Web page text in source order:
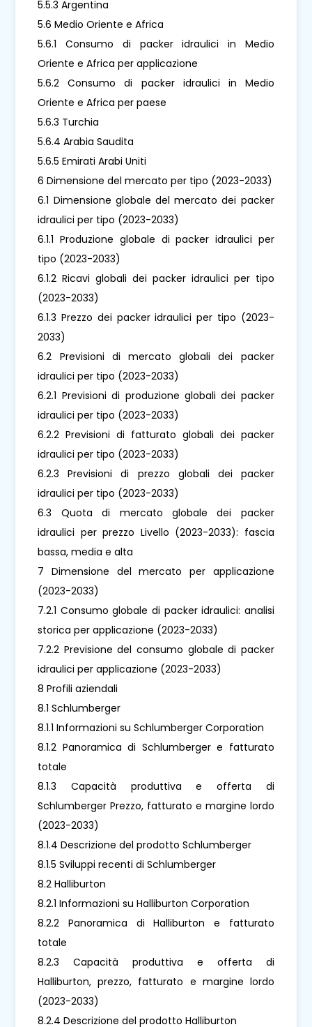
5.5.3 Argentina
5.6 Medio Oriente e Africa
5.6.1 Consumo di packer idraulici in Medio
Oriente e Africa per applicazione
5.6.2 Consumo di packer idraulici in Medio
Oriente e Africa per paese
5.6.3 Turchia
5.6.4 Arabia Saudita
5.6.5 Emirati Arabi Uniti
6 Dimensione del mercato per tipo (2023-2033)
6.1 Dimensione globale del mercato dei packer
idraulici per tipo (2023-2033)
6.1.1 Produzione globale di packer idraulici per
tipo (2023-2033)
6.1.2 Ricavi globali dei packer idraulici per tipo
(2023-2033)
6.1.3 Prezzo dei packer idraulici per tipo (2023-
2033)
6.2 Previsioni di mercato globali dei packer
idraulici per tipo (2023-2033)
6.2.1 Previsioni di produzione globali dei packer
idraulici per tipo (2023-2033)
6.2.2 Previsioni di fatturato globali dei packer
idraulici per tipo (2023-2033)
6.2.3 Previsioni di prezzo globali dei packer
idraulici per tipo (2023-2033)
6.3 Quota di mercato globale dei packer
idraulici per prezzo Livello (2023-2033): fascia
bassa, media e alta
7 Dimensione del mercato per applicazione
(2023-2033)
7.2.1 Consumo globale di packer idraulici: analisi
storica per applicazione (2023-2033)
7.2.2 Previsione del consumo globale di packer
idraulici per applicazione (2023-2033)
8 Profili aziendali
8.1 Schlumberger
8.1.1 Informazioni su Schlumberger Corporation
8.1.2 Panoramica di Schlumberger e fatturato
totale
8.1.3 Capacità produttiva e offerta di
Schlumberger Prezzo, fatturato e margine lordo
(2023-2033)
8.1.4 Descrizione del prodotto Schlumberger
8.1.5 Sviluppi recenti di Schlumberger
8.2 Halliburton
8.2.1 Informazioni su Halliburton Corporation
8.2.2 Panoramica di Halliburton e fatturato
totale
8.2.3 Capacità produttiva e offerta di
Halliburton, prezzo, fatturato e margine lordo
(2023-2033)
8.2.4 Descrizione del prodotto Halliburton